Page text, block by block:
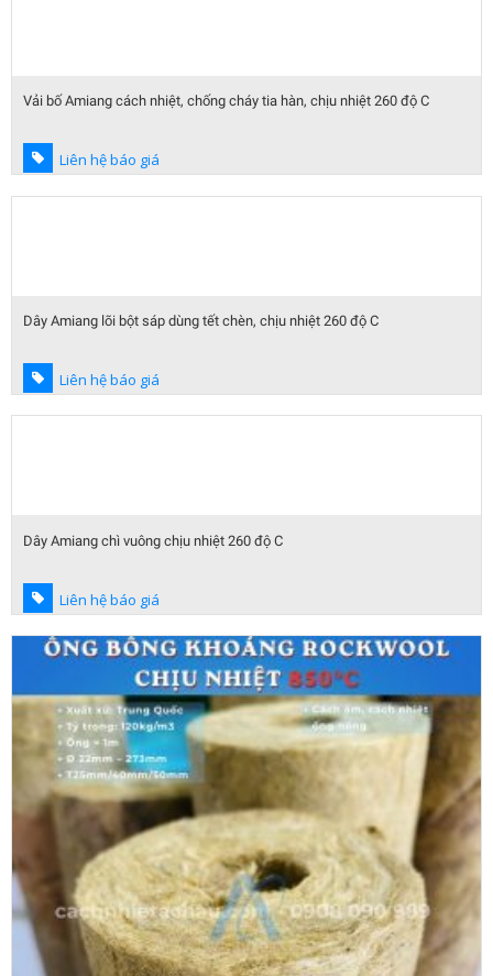
Vải bố Amiang cách nhiệt, chống cháy tia hàn, chịu nhiệt 260 độ C
Liên hệ báo giá
Dây Amiang lõi bột sáp dùng tết chèn, chịu nhiệt 260 độ C
Liên hệ báo giá
Dây Amiang chì vuông chịu nhiệt 260 độ C
Liên hệ báo giá